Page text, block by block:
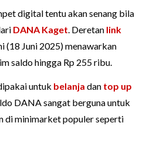
digital tentu akan senang bila
DANA Kaget. Deretan link
(18 Juni 2025) menawarkan
saldo hingga Rp 255 ribu.
untuk belanja dan top up
DANA sangat berguna untuk
di minimarket populer seperti